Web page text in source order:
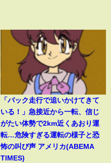
「バック走行で追いかけてきて
いる！」急接近から一転、信じ
がたい体勢で2km近くあおり運
転…危険すぎる運転の様子と恐
怖の叫び声 アメリカ(ABEMA
TIMES)